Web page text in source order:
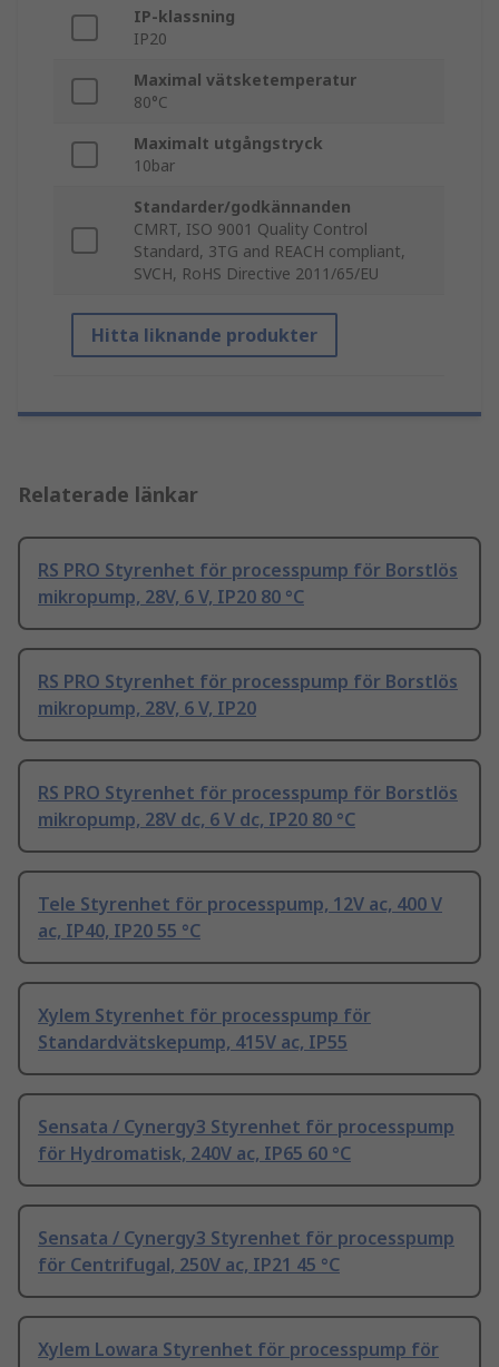
IP-klassning
IP20
Maximal vätsketemperatur
80°C
Maximalt utgångstryck
10bar
Standarder/godkännanden
CMRT, ISO 9001 Quality Control
Standard, 3TG and REACH compliant,
SVCH, RoHS Directive 2011/65/EU
Hitta liknande produkter
Relaterade länkar
RS PRO Styrenhet för processpump för Borstlös
mikropump, 28V, 6 V, IP20 80 °C
RS PRO Styrenhet för processpump för Borstlös
mikropump, 28V, 6 V, IP20
RS PRO Styrenhet för processpump för Borstlös
mikropump, 28V dc, 6 V dc, IP20 80 °C
Tele Styrenhet för processpump, 12V ac, 400 V
ac, IP40, IP20 55 °C
Xylem Styrenhet för processpump för
Standardvätskepump, 415V ac, IP55
Sensata / Cynergy3 Styrenhet för processpump
för Hydromatisk, 240V ac, IP65 60 °C
Sensata / Cynergy3 Styrenhet för processpump
för Centrifugal, 250V ac, IP21 45 °C
Xylem Lowara Styrenhet för processpump för